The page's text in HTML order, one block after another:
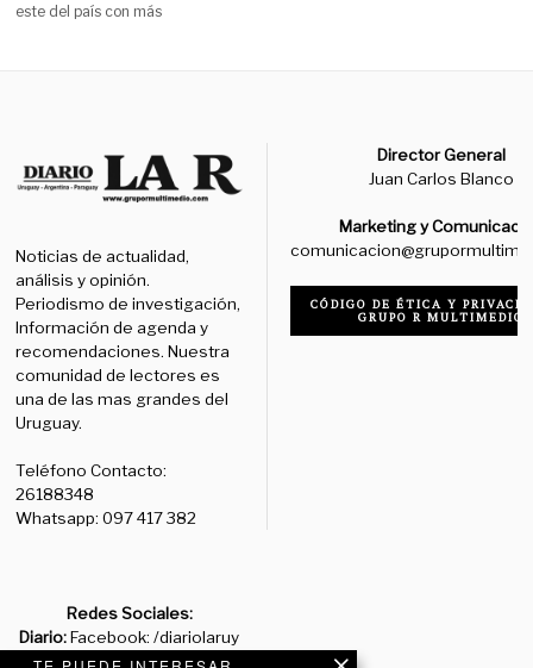
este del país con más
Noticias de actualidad,
análisis y opinión.
Periodismo de investigación,
Información de agenda y
recomendaciones. Nuestra
comunidad de lectores es
una de las mas grandes del
Uruguay.
Teléfono Contacto:
26188348
Whatsapp: 097 417 382
Director General
Juan Carlos Blanco
Marketing y
CÓDIGO DE ÉTICA Y
GRUPO R MULTIMEDIO
Redes Sociales:
Diario:Facebook: /diariolaruy
- X: @diariolaruy - Instagram: